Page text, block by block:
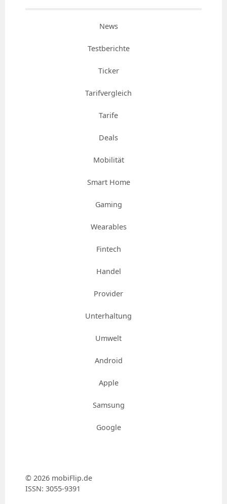
News
Testberichte
Ticker
Tarifvergleich
Tarife
Deals
Mobilität
Smart Home
Gaming
Wearables
Fintech
Handel
Provider
Unterhaltung
Umwelt
Android
Apple
Samsung
Google
© 2026 mobiFlip.de
ISSN: 3055​-​9391